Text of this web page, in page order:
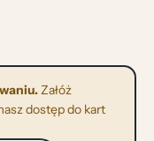
Załóż
dostęp do kart